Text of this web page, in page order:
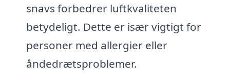
snavs forbedrer luftkvaliteten
betydeligt. Dette er især vigtigt for
personer med allergier eller
åndedrætsproblemer.